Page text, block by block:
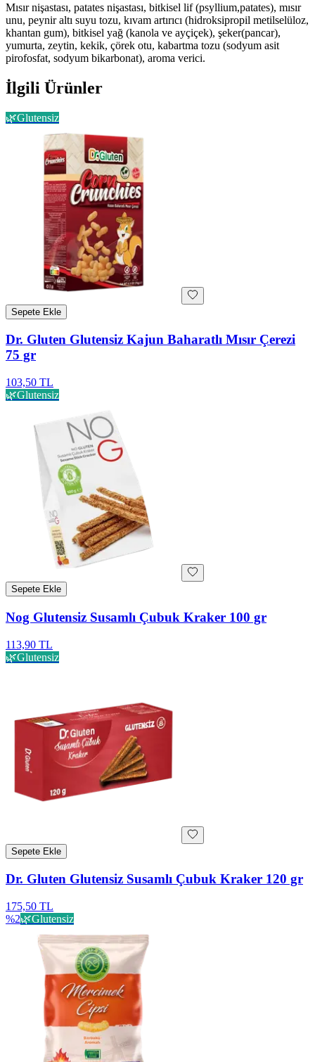
Mısır nişastası, patates nişastası, bitkisel lif (psyllium,patates), mısır
unu, peynir altı suyu tozu, kıvam artırıcı (hidroksipropil metilselüloz,
khantan gum), bitkisel yağ (kanola ve ayçiçek), şeker(pancar),
yumurta, zeytin, kekik, çörek otu, kabartma tozu (sodyum asit
pirofosfat, sodyum bikarbonat), aroma verici.
İlgili Ürünler
🌿Glutensiz
Sepete Ekle
Dr. Gluten Glutensiz Kajun Baharatlı Mısır Çerezi
75 gr
103,50 TL
🌿Glutensiz
Sepete Ekle
Nog Glutensiz Susamlı Çubuk Kraker 100 gr
113,90 TL
🌿Glutensiz
Sepete Ekle
Dr. Gluten Glutensiz Susamlı Çubuk Kraker 120 gr
175,50 TL
%2🌿Glutensiz